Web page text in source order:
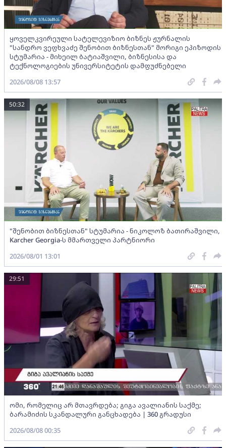
ყოველკვირეული სატელევიზიო ბიზნეს ჟურნალის
"სანდრო ვეფხვაძე შენობით ბიზნესთან" მორიგი ეპიზოდის
სტუმარია - მიხეილ ბატიაშვილი, ბიზნესისა და
ტექნოლოგიების უნივერსიტეტის დამფუძნებელი
2026/08/08 13:57
"შენობით ბიზნესთან" სტუმარია - ნიკოლოზ ბათირაშვილი,
Karcher Georgia-ს მმართველი პარტნიორი
50:32
2026/08/01 13:01
ომი, რომელიც არ მთავრდება; გიგა ავალიანის საქმე;
ბარამიძის სკანდალური განცხადება | 360 გრადუსი
29:51
2026/08/08 00:35